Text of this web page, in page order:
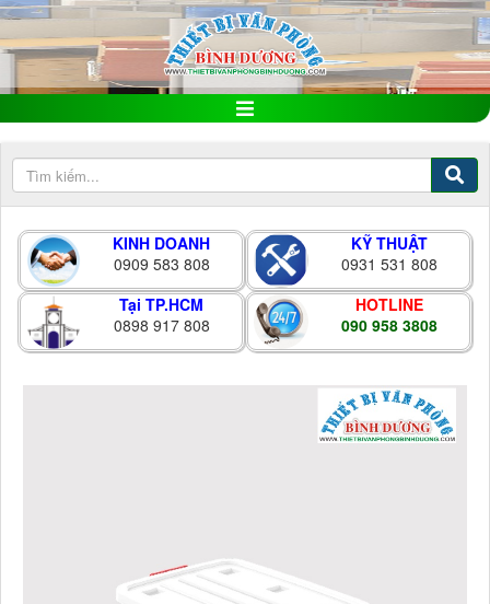
KINH DOANH
0909 583 808
KỸ THUẬT
0931 531 808
Tại TP.HCM
0898 917 808
HOTLINE
090 958 3808